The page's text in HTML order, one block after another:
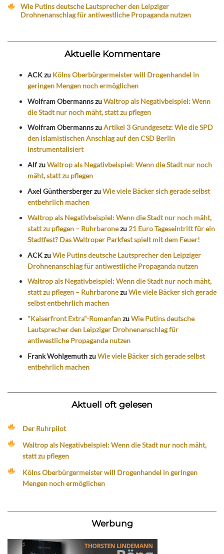
Wie Putins deutsche Lautsprecher den Leipziger
Drohnenanschlag für antiwestliche Propaganda nutzen
Aktuelle Kommentare
ACKzu Kölns Oberbürgermeister will Drogenhandel in
geringen Mengen noch ermöglichen
Wolfram ObermannszuWaltrop als Negativbeispiel: Wenn
die Stadt nur noch mäht, statt zu pflegen
Wolfram ObermannszuArtikel 3 Grundgesetz: Wie die SPD
den islamistischen Anschlag auf den CSD Berlin
instrumentalisiert
AlfzuWaltrop als Negativbeispiel: Wenn die Stadt nur noch
mäht, statt zu pflegen
Axel GünthersbergerzuWie viele Bäcker sich gerade selbst
entbehrlich machen
Waltrop als Negativbeispiel: Wenn die Stadt nur noch mäht,
statt zu pflegen – Ruhrbaronezu 21 Euro Tageseintritt für ein
Stadtfest? Das Waltroper Parkfest spielt mit dem Feuer!
ACKzuWie Putins deutsche Lautsprecher den Leipziger
Drohnenanschlag für antiwestliche Propaganda nutzen
Waltrop als Negativbeispiel: Wenn die Stadt nur noch mäht,
statt zu pflegen – RuhrbaronezuWie viele Bäcker sich gerade
selbst entbehrlich machen
"Kaiserfront Extra"-RomanfanzuWie Putins deutsche
Lautsprecher den Leipziger Drohnenanschlag für
antiwestliche Propaganda nutzen
Frank WohlgemuthzuWie viele Bäcker sich gerade selbst
entbehrlich machen
Aktuell oft gelesen
Der Ruhrpilot
Waltrop als Negativbeispiel: Wenn die Stadt nur noch mäht,
statt zu pflegen
Kölns Oberbürgermeister will Drogenhandel in geringen
Mengen noch ermöglichen
Werbung